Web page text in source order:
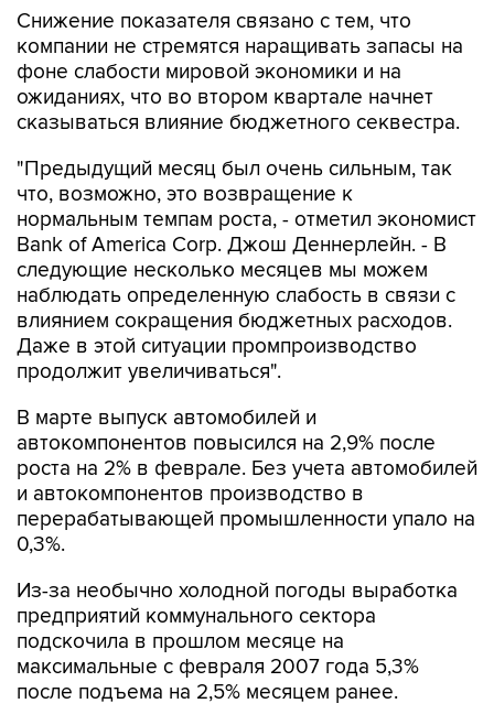
Снижение показателя связано с тем, что
компании не стремятся наращивать запасы на
фоне слабости мировой экономики и на
ожиданиях, что во втором квартале начнет
сказываться влияние бюджетного секвестра.
"Предыдущий месяц был очень сильным, так
что, возможно, это возвращение к
нормальным темпам роста, - отметил экономист
Bank of America Corp. Джош Деннерлейн. - В
следующие несколько месяцев мы можем
наблюдать определенную слабость в связи с
влиянием сокращения бюджетных расходов.
Даже в этой ситуации промпроизводство
продолжит увеличиваться".
В марте выпуск автомобилей и
автокомпонентов повысился на 2,9% после
роста на 2% в феврале. Без учета автомобилей
и автокомпонентов производство в
перерабатывающей промышленности упало на
0,3%.
Из-за необычно холодной погоды выработка
предприятий коммунального сектора
подскочила в прошлом месяце на
максимальные с февраля 2007 года 5,3%
после подъема на 2,5% месяцем ранее.